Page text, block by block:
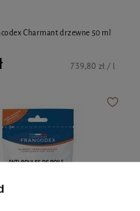
Charmant drzewne 50 ml
739,80 zł / l